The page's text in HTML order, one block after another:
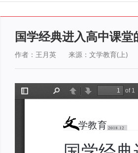
国学经典进入高中课堂
作者：王月英 来源：文学教育(上)